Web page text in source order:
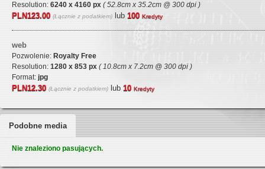
Resolution: 6240 x 4160 px ( 52.8cm x 35.2cm @ 300 dpi )
PLN123.00 (Łącznie z podatkiem) lub 100 Kredyty
web
Pozwolenie: Royalty Free
Resolution: 1280 x 853 px ( 10.8cm x 7.2cm @ 300 dpi )
Format: jpg
PLN12.30 (Łącznie z podatkiem) lub 10 Kredyty
Podobne media
Nie znaleziono pasujących.